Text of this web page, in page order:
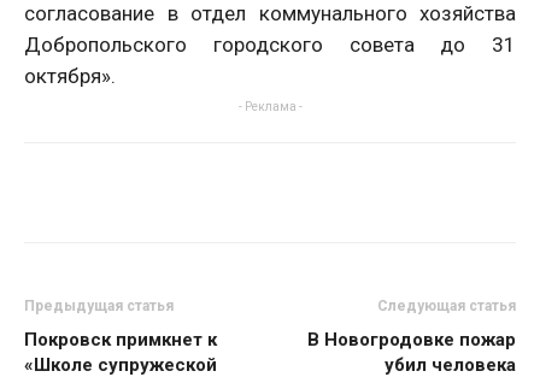
согласование в отдел коммунального хозяйства
Добропольского городского совета до 31
октября».
- Реклама -
Предыдущая статья
Покровск примкнет к
«Школе супружеской
Следующая статья
В Новогродовке пожар
убил человека